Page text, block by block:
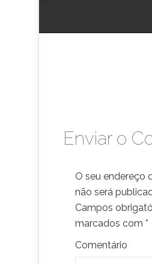
Enviar o
O seu endereço
não será
Campos
marcados com *
Comentário